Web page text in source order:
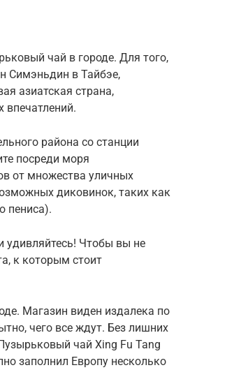
чай в городе. Для того,
Симэньдин в Тайбэе,
азиатская страна,
района со станции
посреди моря
от множества уличных
диковинок, таких как
пениса).
удивляйтесь! Чтобы вы не
к которым стоит
Магазин виден издалека по
чего все ждут. Без лишних
чай Xing Fu Tang
заполнил Европу несколько